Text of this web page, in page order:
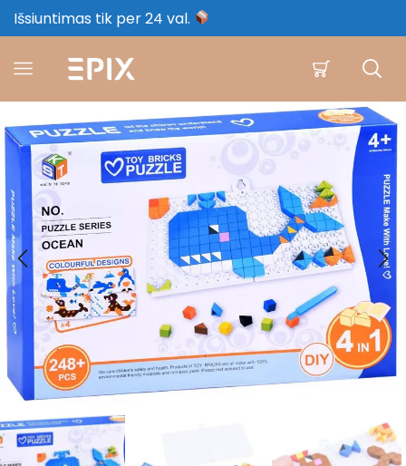
Išsiuntimas tik per 24 val.